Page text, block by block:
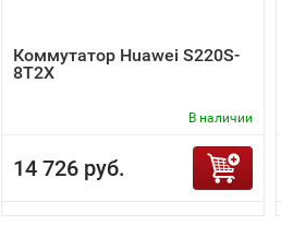
Коммутатор Huawei S220S-
8T2X
В наличии
14 726 руб.